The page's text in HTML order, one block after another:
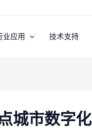
业应用 技术支持
城市数字化